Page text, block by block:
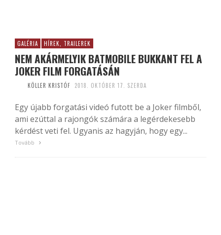
GALÉRIA HÍREK, TRAILEREK
NEM AKÁRMELYIK BATMOBILE BUKKANT FEL A
JOKER FILM FORGATÁSÁN
KÖLLER KRISTÓF 2018. OKTÓBER 17. SZERDA
Egy újabb forgatási videó futott be a Joker filmből,
ami ezúttal a rajongók számára a legérdekesebb
kérdést veti fel. Ugyanis az hagyján, hogy egy...
Tovább